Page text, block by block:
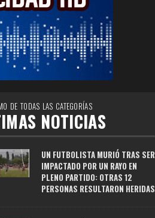
DE TODAS LAS CATEGORÍAS
NOTICIAS
UN FUTBOLISTA MURIÓ TRAS SER
IMPACTADO POR UN RAYO EN
PLENO PARTIDO: OTRAS 12
PERSONAS RESULTARON HERIDAS